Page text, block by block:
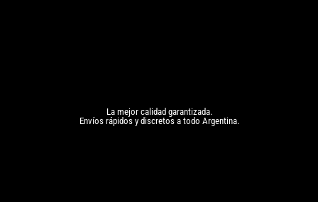
La mejor calidad garantizada.
Envíos rápidos y discretos a todo Argentina.